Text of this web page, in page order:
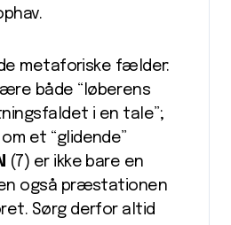
de metaforiske fælder:
både “løberens
i en tale”;
et “glidende”
(7) er ikke bare en
også præstationen
Sørg derfor altid